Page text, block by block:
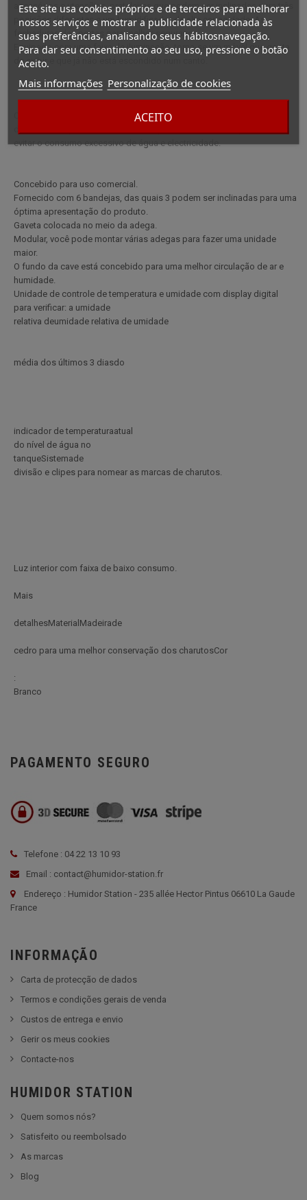
Este site usa cookies próprios e de terceiros para melhorar
nossos serviços e mostrar a publicidade relacionada às
suas preferências, analisando seus hábitosnavegação.
Para dar seu consentimento ao seu uso, pressione o botão
Aceito.
Mais informações Personalização de cookies
ACEITO
acessórios e utensílios, prateleiras que podem ser inclinadas para três
posições diferentes e um humidificador de alta capacidade. As
fechaduras das portas para melhor segurança.
Equipado com uma faixa de iluminação, torna-se um móvel que gosta
de exibir e que já não está escondido num canto.
CaracterísticasSistemaelectrónico
evitar o consumo excessivo de água e electricidade.
Concebido para uso comercial.
Fornecido com 6 bandejas, das quais 3 podem ser inclinadas para uma
óptima apresentação do produto.
Gaveta colocada no meio da adega.
Modular, você pode montar várias adegas para fazer uma unidade
maior.
O fundo da cave está concebido para uma melhor circulação de ar e
humidade.
Unidade de controle de temperatura e umidade com display digital
para verificar: a umidade
relativa deumidade relativa de umidade
média dos últimos 3 diasdo
indicador de temperaturaatual
do nível de água no
tanqueSistemade
divisão e clipes para nomear as marcas de charutos.
Luz interior com faixa de baixo consumo.
Mais
detalhesMaterialMadeirade
cedro para uma melhor conservação dos charutosCor
:
Branco
PAGAMENTO SEGURO
Telefone : 04 22 13 10 93
Email : contact@humidor-station.fr
Endereço : Humidor Station - 235 allée Hector Pintus 06610 La Gaude
France
INFORMAÇÃO
Carta de protecção de dados
Termos e condições gerais de venda
Custos de entrega e envio
Gerir os meus cookies
Contacte-nos
HUMIDOR STATION
Quem somos nós?
Satisfeito ou reembolsado
As marcas
Blog